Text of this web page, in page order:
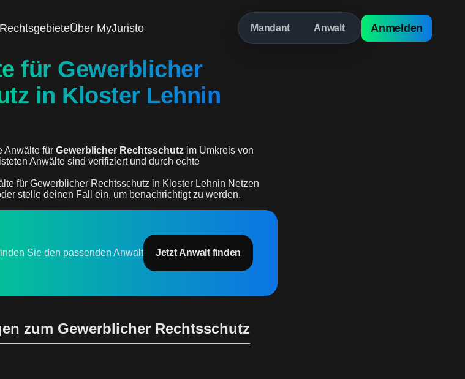
RechtsgebieteÜber MyJuristo Mandant Anwalt Anmelden
für Gewerblicher
in Kloster Lehnin
Anwälte für Gewerblicher Rechtsschutz im Umkreis von
Anwälte sind verifiziert und durch echte
für Gewerblicher Rechtsschutz in Kloster Lehnin Netzen
stelle deinen Fall ein, um benachrichtigt zu werden.
Sie den passenden Anwalt Jetzt Anwalt finden
zum Gewerblicher Rechtsschutz